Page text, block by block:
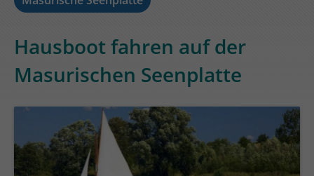
Hausboot fahren auf der
Masurischen Seenplatte